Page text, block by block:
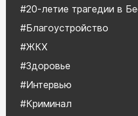
#20-летие трагедии в
#Благоустройство
#ЖКХ
#Здоровье
#Интервью
#Криминал